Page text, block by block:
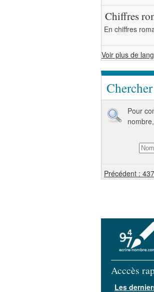
Chiffres
En chiffres
Voir plus de
Pour
Précédent :
Acccès
Les